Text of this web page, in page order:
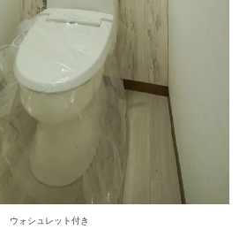
ウォシュレット付き